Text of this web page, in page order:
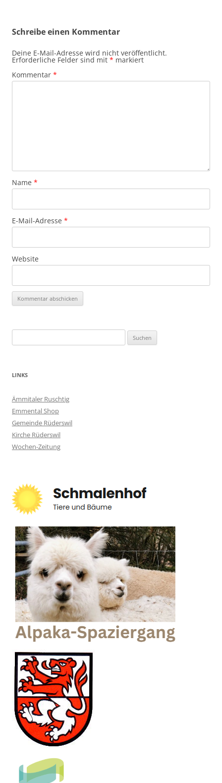
Schreibe einen Kommentar
Deine E-Mail-Adresse wird nicht veröffentlicht.
Erforderliche Felder sind mit * markiert
Kommentar *
Name *
E-Mail-Adresse *
Website
nach:
LINKS
Ämmitaler Ruschtig
Emmental Shop
Gemeinde Rüderswil
Kirche Rüderswil
Wochen-Zeitung